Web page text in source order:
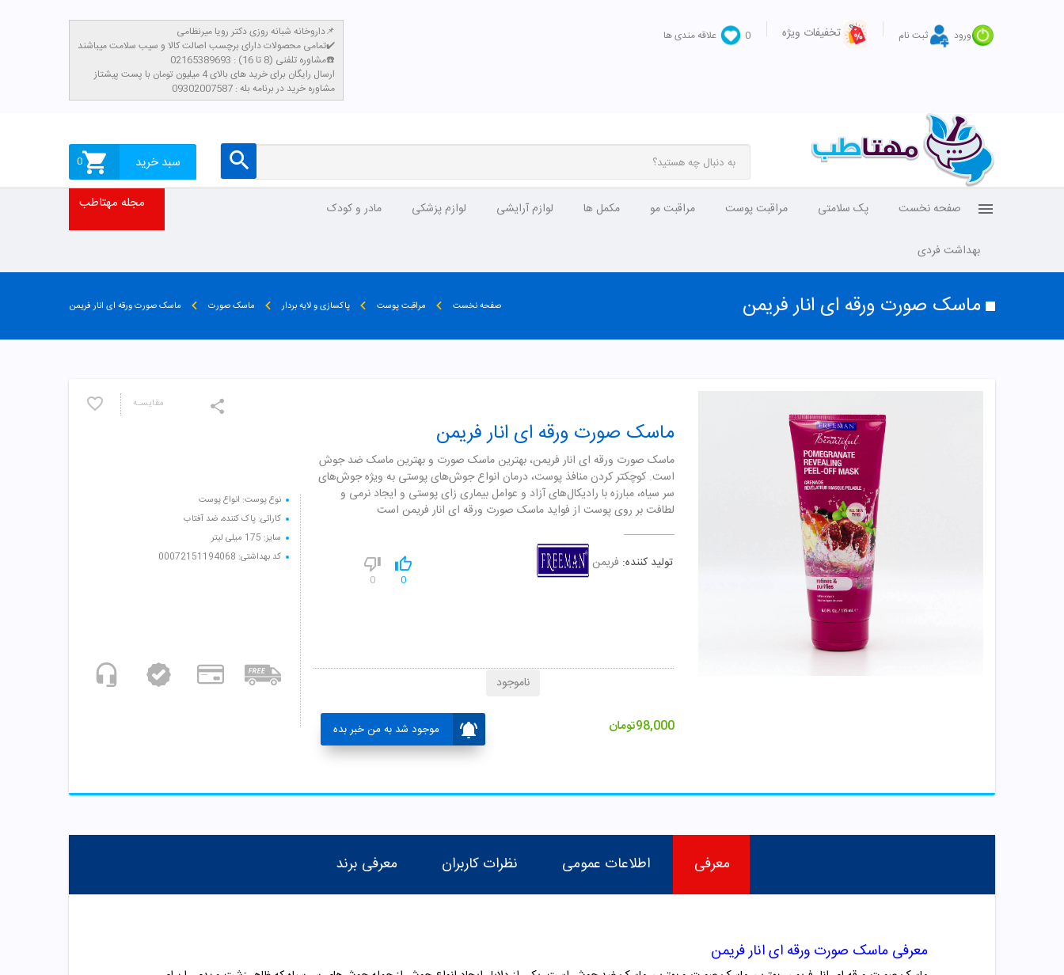
ورود ثبت نام تخفیفات ویژه 0 علاقه مندی ها
داروخانه شبانه روزی دکتر رویا میرنظامی📌
تمامی محصولات دارای برچسب اصالت کالا و سیب سلامت میباشند✔️
مشاوره تلفنی (8 تا 16) : 02165389693☎️
​ارسال رایگان برای خرید های بالای 4 میلیون تومان با پست پیشتاز
مشاوره خرید در برنامه بله : 09302007587
سبد خرید 0
صفحه نخست پک سلامتی مراقبت پوست مراقبت مو مکمل ها لوازم آرایشی لوازم پزشکی مادر و کودک
بهداشت فردی
مجله مهتاطب
ماسک صورت ورقه ای انار فریمن صفحه نخست مراقبت پوست پاکسازی و لایه بردار ماسک صورت ماسک صورت ورقه ای انار فریمن
مقایسـه
نوع پوست: انواع پوست
کارائی: پاک کننده، ضد آفتاب
سایز: 175 میلی لیتر
کد بهداشتی: 00072151194068
ماسک صورت ورقه ای انار فریمن
ماسک صورت ورقه ای انار فریمن، بهترین ماسک صورت و بهترین ماسک ضد جوش
است. کوچکتر کردن منافذ پوست، درمان انواع جوش‌های پوستی به ویژه جوش‌های
سر سیاه، مبارزه با رادیکال‌های آزاد و عوامل بیماری زای پوستی و ایجاد نرمی و
لطافت بر روی پوست از فواید ماسک صورت ورقه ای انار فریمن است
تولید کننده: فریمن
0
0
98,000تومان موجود شد به من خبر بده
ناموجود
معرفی اطلاعات عمومی نظرات کاربران معرفی برند
معرفی ماسک صورت ورقه ای انار فریمن